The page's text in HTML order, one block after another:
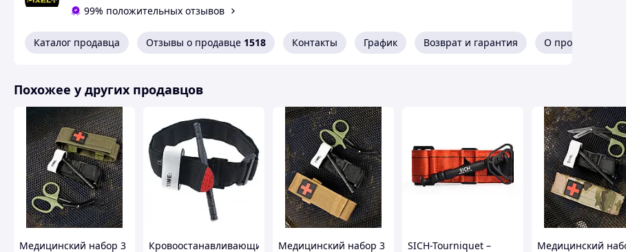
НИКАКИХ ТРАВМ
Мягкое покрытие + цельно выполненная пряжка и платформа + запатентованный
телескопический механизм внутри, делают невозможными любые защемления мягких
тканей и их атрофию при наложении турникета.
99% положительных отзывов
Каталог продавца Отзывы о продавце 1518 Контакты График Возврат и гарантия О продавце
Похожее у других продавцов
Медицинский набор 3
Кровоостанавливающий
Медицинский набор 3
SICH-Tourniquet –
Медицинский